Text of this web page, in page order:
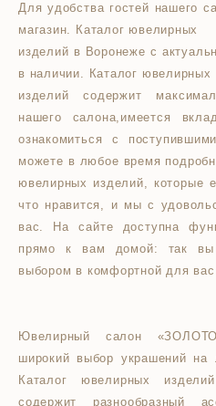
Для удобства гостей нашего
магазин. Каталог ювелирных
изделий в Воронеже с
в наличии. Каталог ювелирных
изделий содержит
нашего салона,имеется
ознакомиться с
можете в любое время
ювелирных изделий, которые
что нравится, и мы с
вас. На сайте доступна
прямо к вам домой: так вы
выбором в комфортной для вас
Ювелирный салон
широкий выбор украшений на
Каталог ювелирных
содержит разнообразный